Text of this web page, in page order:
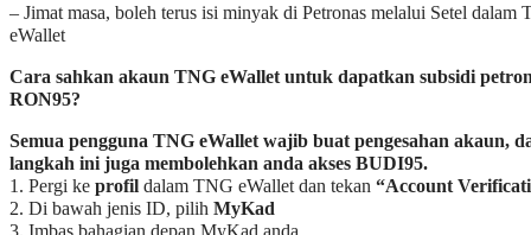
– Jimat masa, boleh terus isi minyak di Petronas melalui Setel dalam
eWallet
Cara sahkan akaun TNG eWallet untuk dapatkan subsidi
RON95?
Semua pengguna TNG eWallet wajib buat pengesahan akaun,
langkah ini juga membolehkan anda akses BUDI95.
1. Pergi ke profil dalam TNG eWallet dan tekan “Account
2. Di bawah jenis ID, pilih MyKad